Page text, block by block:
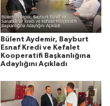
Bülent Aydemir, Bayburt
Esnaf Kredi ve Kefalet
Kooperatifi Başkanlığına
Adaylığını Açıkladı